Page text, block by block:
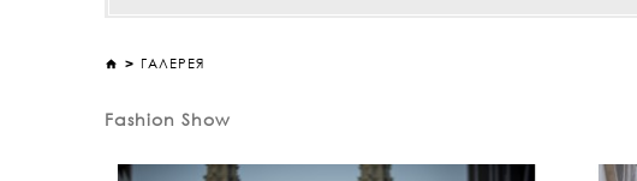
ГАЛЕРЕЯ
Fashion Show